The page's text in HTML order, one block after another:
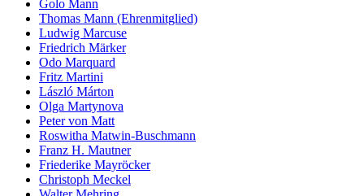
Golo Mann
Thomas Mann (Ehrenmitglied)
Ludwig Marcuse
Friedrich Märker
Odo Marquard
Fritz Martini
László Márton
Olga Martynova
Peter von Matt
Roswitha Matwin-Buschmann
Franz H. Mautner
Friederike Mayröcker
Christoph Meckel